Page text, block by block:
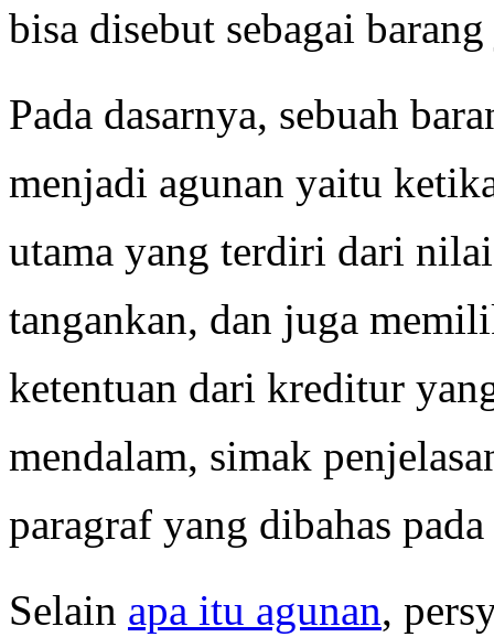
bisa disebut sebagai
Pada dasarnya, sebuah
menjadi agunan yaitu
utama yang terdiri dari
tangankan, dan juga
ketentuan dari kreditur
mendalam, simak
paragraf yang dibahas
Selain apa itu agunan,